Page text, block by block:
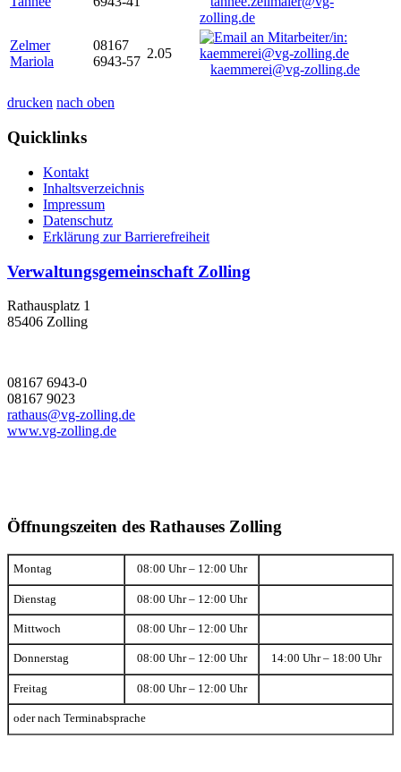
zolling.de
Zelmer
Mariola
08167
6943-57
2.05
kaemmerei@vg-zolling.de
drucken nach oben
Quicklinks
Kontakt
Inhaltsverzeichnis
Impressum
Datenschutz
Erklärung zur Barrierefreiheit
Verwaltungsgemeinschaft Zolling
Rathausplatz 1
85406 Zolling
08167 6943-0
08167 9023
rathaus@vg-zolling.de
www.vg-zolling.de
Öffnungszeiten des Rathauses Zolling
Montag 08:00 Uhr – 12:00 Uhr
Dienstag 08:00 Uhr – 12:00 Uhr
Mittwoch 08:00 Uhr – 12:00 Uhr
Donnerstag 08:00 Uhr – 12:00 Uhr 14:00 Uhr – 18:00 Uhr
Freitag 08:00 Uhr – 12:00 Uhr
oder nach Terminabsprache